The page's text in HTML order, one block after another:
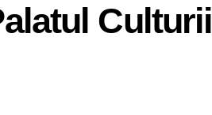
Culturii